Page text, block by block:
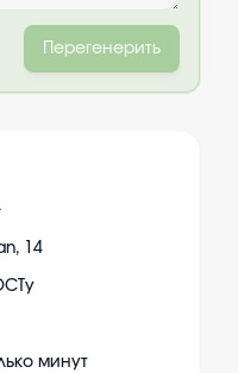
Перегенерить
14
минут